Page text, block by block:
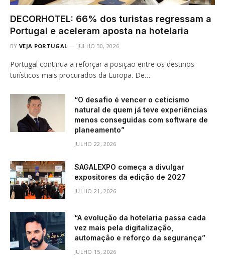
DECORHOTEL: 66% dos turistas regressam a
Portugal e aceleram aposta na hotelaria
BY VEJA PORTUGAL JULHO 30, 2026
Portugal continua a reforçar a posição entre os destinos
turísticos mais procurados da Europa. De…
“O desafio é vencer o ceticismo
natural de quem já teve experiências
menos conseguidas com software de
planeamento”
JULHO 22, 2026
SAGALEXPO começa a divulgar
expositores da edição de 2027
JULHO 21, 2026
“A evolução da hotelaria passa cada
vez mais pela digitalização,
automação e reforço da segurança”
JULHO 15, 2026